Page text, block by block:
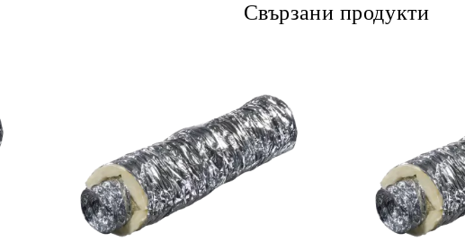
Свързани продукти